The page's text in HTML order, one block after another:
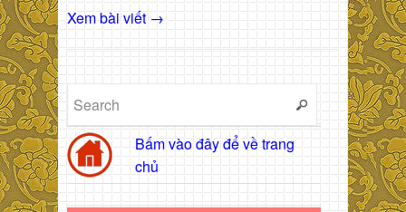
Xem bài viết →
Bấm vào đây để về trang
chủ